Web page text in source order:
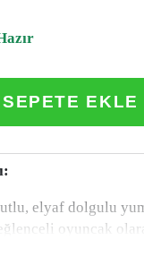
SEPETE EKLE
elyaf dolgulu
oyuncak
kullanılabilir.